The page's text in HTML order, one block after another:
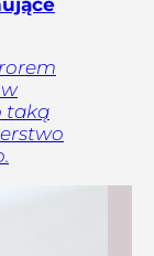
taką